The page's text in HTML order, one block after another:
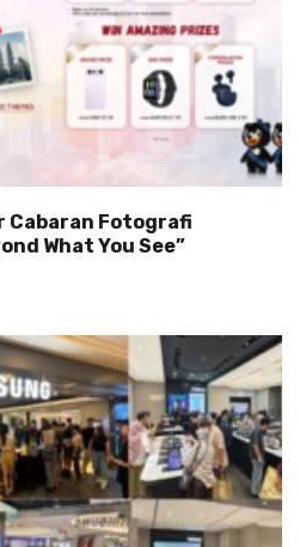
Cabaran Fotografi
What You See”